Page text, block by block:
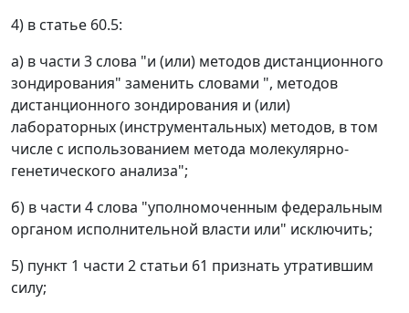
4) в статье 60.5:
а) в части 3 слова "и (или) методов дистанционного
зондирования" заменить словами ", методов
дистанционного зондирования и (или)
лабораторных (инструментальных) методов, в том
числе с использованием метода молекулярно-
генетического анализа";
б) в части 4 слова "уполномоченным федеральным
органом исполнительной власти или" исключить;
5) пункт 1 части 2 статьи 61 признать утратившим
силу;